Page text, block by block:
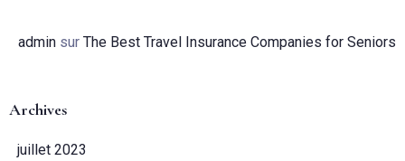
admin sur The Best Travel Insurance Companies for Seniors
Archives
juillet 2023